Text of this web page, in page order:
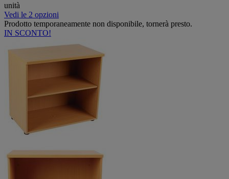
unità
Vedi le 2 opzioni
Prodotto temporaneamente non disponibile, tornerà presto.
IN SCONTO!